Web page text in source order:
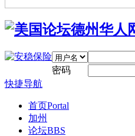
密码
快捷导航
首页Portal
加州
论坛BBS